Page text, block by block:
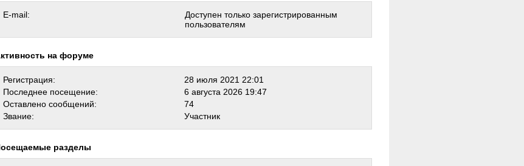
E-mail:
Доступен только зарегистрированным
пользователям
Активность на форуме
Регистрация:
28 июля 2021 22:01
Последнее посещение:
6 августа 2026 19:47
Оставлено сообщений:
74
Звание:
Участник
Посещаемые разделы